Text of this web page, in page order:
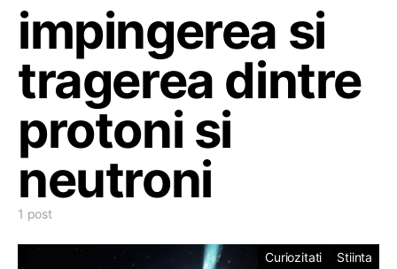
impingerea si
tragerea dintre
protoni si
neutroni
1 post
Curiozitati Stiinta